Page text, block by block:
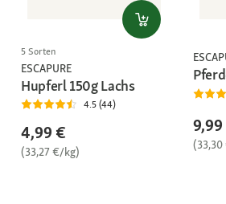
5 Sorten
ESCAPURE
Hupferl 150g Lachs
4.5 (44)
4,99 €
(33,27 €/kg)